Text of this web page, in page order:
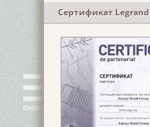
Сертификат Legrand